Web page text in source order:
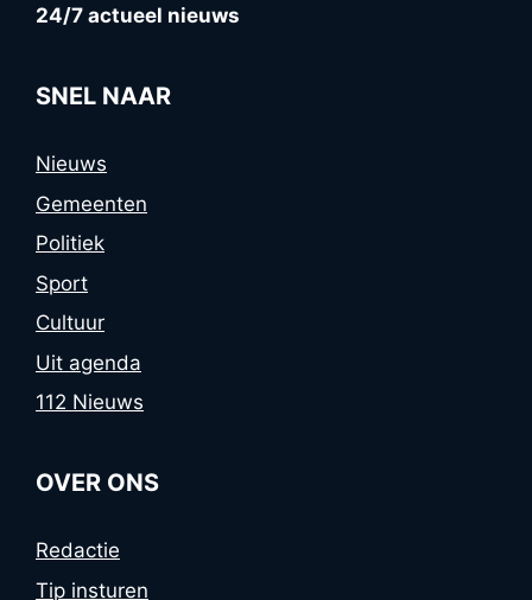
24/7 actueel nieuws
SNEL NAAR
Nieuws
Gemeenten
Politiek
Sport
Cultuur
Uit agenda
112 Nieuws
OVER ONS
Redactie
Tip insturen